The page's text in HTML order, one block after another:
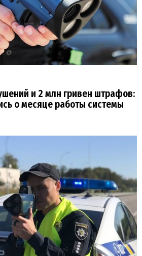
и 2 млн гривен штрафов:
о месяце работы системы